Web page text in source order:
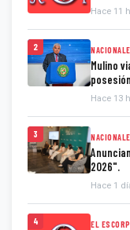
Hace 11
2
Mulino
Hace 13
3
2026".
Hace 1
4 EL